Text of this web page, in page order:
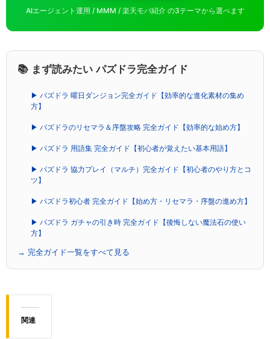
AIエージェント運用 / MMM / 楽天モバ紹介 の3テーマから選べます
📚 まず読みたい パズドラ完全ガイド
▶ パズドラ 曜日ダンジョン完全ガイド【効率的な進化素材の集め
方】
▶ パズドラのリセマラ＆序盤攻略 完全ガイド【効率的な始め方】
▶ パズドラ 用語集 完全ガイド【初心者が覚えたい基本用語】
▶ パズドラ 協力プレイ（マルチ）完全ガイド【初心者のやり方とコ
ツ】
▶ パズドラ初心者 完全ガイド【始め方・リセマラ・序盤の進め方】
▶ パズドラ ガチャの引き時 完全ガイド【後悔しない魔法石の使い
方】
→ 完全ガイド一覧をすべて見る
関連